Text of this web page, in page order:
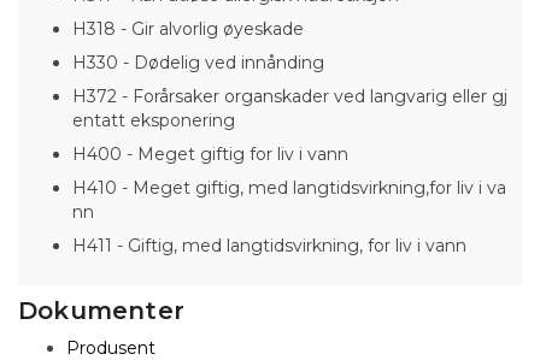
H318 - Gir alvorlig øyeskade
H330 - Dødelig ved innånding
H372 - Forårsaker organskader ved langvarig eller gj
entatt eksponering
H400 - Meget giftig for liv i vann
H410 - Meget giftig, med langtidsvirkning,for liv i va
nn
H411 - Giftig, med langtidsvirkning, for liv i vann
Dokumenter
Produsent